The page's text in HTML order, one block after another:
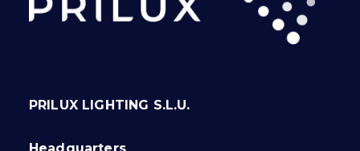
PRILUX LIGHTING S.L.U.